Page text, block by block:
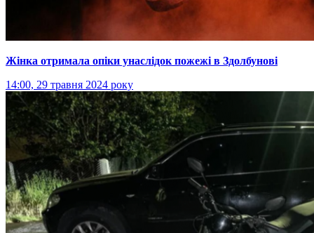
Жінка отримала опіки унаслідок пожежі в Здолбунові
14:00, 29 травня 2024 року